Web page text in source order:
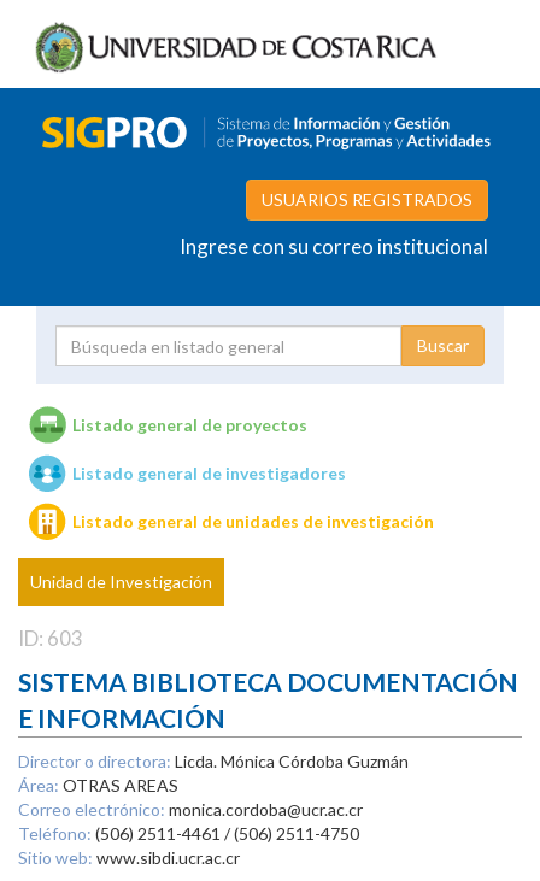
USUARIOS REGISTRADOS
Ingrese con su correo institucional
Unidades de investigación
Listado general de proyectos
Listado general de investigadores
Listado general de unidades de investigación
Unidad de Investigación
ID: 603
SISTEMA BIBLIOTECA DOCUMENTACIÓN
E INFORMACIÓN
Director o directora: Licda. Mónica Córdoba Guzmán
Área: OTRAS AREAS
Correo electrónico: monica.cordoba@ucr.ac.cr
Teléfono: (506) 2511-4461 / (506) 2511-4750
Sitio web: www.sibdi.ucr.ac.cr